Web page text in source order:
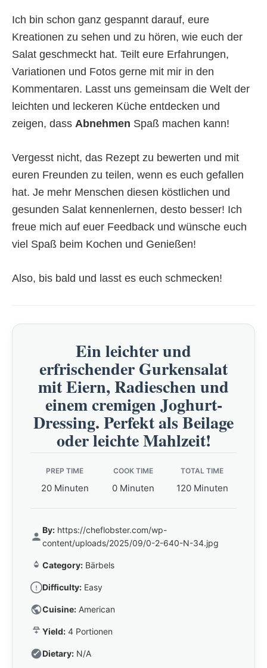
Ich bin schon ganz gespannt darauf, eure
Kreationen zu sehen und zu hören, wie euch der
Salat geschmeckt hat. Teilt eure Erfahrungen,
Variationen und Fotos gerne mit mir in den
Kommentaren. Lasst uns gemeinsam die Welt der
leichten und leckeren Küche entdecken und
zeigen, dass Abnehmen Spaß machen kann!
Vergesst nicht, das Rezept zu bewerten und mit
euren Freunden zu teilen, wenn es euch gefallen
hat. Je mehr Menschen diesen köstlichen und
gesunden Salat kennenlernen, desto besser! Ich
freue mich auf euer Feedback und wünsche euch
viel Spaß beim Kochen und Genießen!
Also, bis bald und lasst es euch schmecken!
Ein leichter und
erfrischender Gurkensalat
mit Eiern, Radieschen und
einem cremigen Joghurt-
Dressing. Perfekt als Beilage
oder leichte Mahlzeit!
PREP TIME
20 Minuten
COOK TIME
0 Minuten
TOTAL TIME
120 Minuten
By: https://cheflobster.com/wp-
content/uploads/2025/09/0-2-640-N-34.jpg
Category: Bärbels
Difficulty: Easy
Cuisine: American
Yield: 4 Portionen
Dietary: N/A